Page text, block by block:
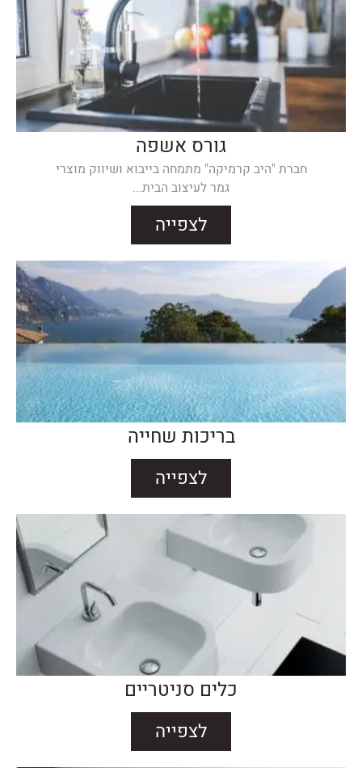
גורס אשפה
חברת "היב קרמיקה" מתמחה בייבוא ושיווק מוצרי
גמר לעיצוב הבית...
לצפייה
בריכות שחייה
לצפייה
כלים סניטריים
לצפייה